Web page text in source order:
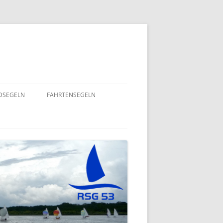
UND
2022
FAHRTENSEGELN
EINE HERZENSANGELEGENHEIT
VON UNSEREM SPORTSFREUND
STEFAN GOSSING!
SOMMERFLOTTILLE 2024 – „VIEL-
INSEL-TOUR“